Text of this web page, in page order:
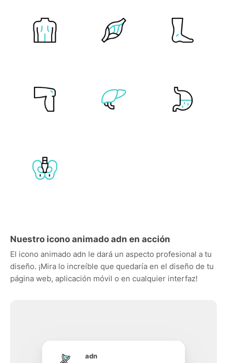
Nuestro icono animado adn en acción
El icono animado adn le dará un aspecto profesional a tu
diseño. ¡Mira lo increíble que quedaría en el diseño de tu
página web, aplicación móvil o en cualquier interfaz!
adn